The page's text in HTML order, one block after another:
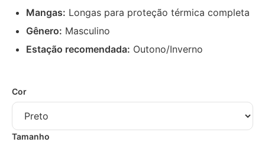
Mangas: Longas para proteção térmica completa
Gênero: Masculino
Estação recomendada: Outono/Inverno
Cor
Tamanho